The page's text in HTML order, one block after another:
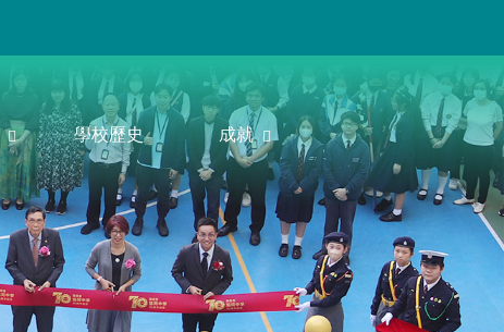
學校歷史 成就